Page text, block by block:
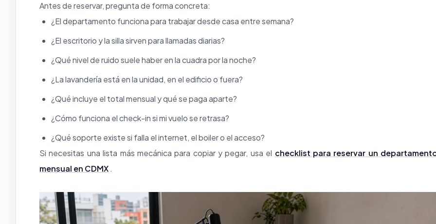
Antes de reservar, pregunta de forma concreta:
¿El departamento funciona para trabajar desde casa entre semana?
¿El escritorio y la silla sirven para llamadas diarias?
¿Qué nivel de ruido suele haber en la cuadra por la noche?
¿La lavandería está en la unidad, en el edificio o fuera?
¿Qué incluye el total mensual y qué se paga aparte?
¿Cómo funciona el check-in si mi vuelo se retrasa?
¿Qué soporte existe si falla el internet, el boiler o el acceso?
Si necesitas una lista más mecánica para copiar y pegar, usa el checklist para reservar un
mensual en CDMX .